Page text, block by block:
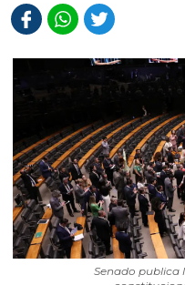
Senado publica